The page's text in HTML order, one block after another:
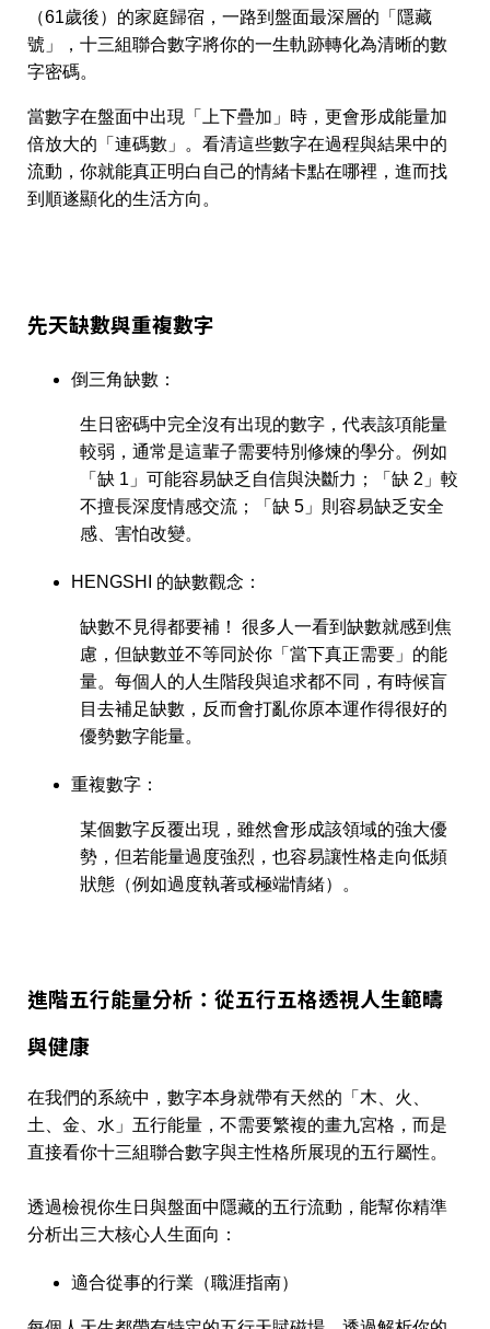
（61歲後）的家庭歸宿，一路到盤面最深層的「隱藏
號」，十三組聯合數字將你的一生軌跡轉化為清晰的數
字密碼。
當數字在盤面中出現「上下疊加」 時，更會形成能量加
倍放大的 「連碼數」。看清這些數字在過程與結果中的
流動，你就能真正明白自己的情緒卡點在哪裡，進而找
到順遂顯化的生活方向。
先天缺數與重複數字
倒三角缺數：
生日密碼中完全沒有出現的數字，代表該項能量
較弱，通常是這輩子需要特別修煉的學分。例如
「缺 1」可能容易缺乏自信與決斷力；「缺 2」較
不擅長深度情感交流；「缺 5」則容易缺乏安全
感、害怕改變。
HENGSHI 的缺數觀念：
缺數不見得都要補！
很多人一看到缺數就感到焦
慮，但缺數並不等同於你「當下真正需要」的能
量。每個人的人生階段與追求都不同，有時候盲
目去補足缺數，反而會打亂你原本運作得很好的
優勢數字能量。
重複數字：
某個數字反覆出現，雖然會形成該領域的強大優
勢，但若能量過度強烈，也容易讓性格走向低頻
狀態（例如過度執著或極端情緒）。
進階五行能量分析：從五行五格透視人生範疇
與健康
在我們的系統中，數字本身就帶有天然的「木、火、
土、金、水」五行能量，不需要繁複的畫九宮格，而是
直接看你十三組聯合數字與主性格所展現的五行屬性。
透過檢視你生日與盤面中隱藏的五行流動，能幫你精準
分析出三大核心人生面向：
適合從事的行業（職涯指南）